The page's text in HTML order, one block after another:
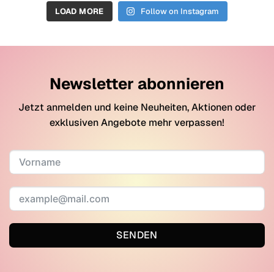
LOAD MORE Follow on Instagram
Newsletter abonnieren
Jetzt anmelden und keine Neuheiten, Aktionen oder
exklusiven Angebote mehr verpassen!
SENDEN